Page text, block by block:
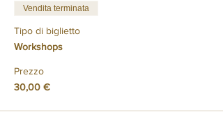
Vendita terminata
Tipo di biglietto
Workshops
Prezzo
30,00 €